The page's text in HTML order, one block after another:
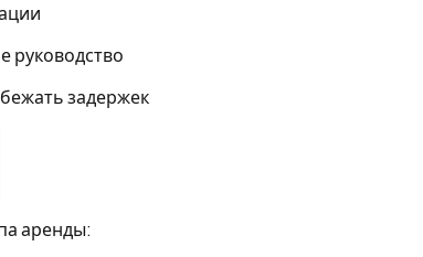
задержек
аренды: